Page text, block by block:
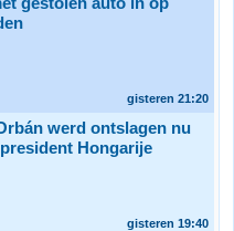
gisteren 21:20
werd ontslagen nu
Hongarije
gisteren 19:40